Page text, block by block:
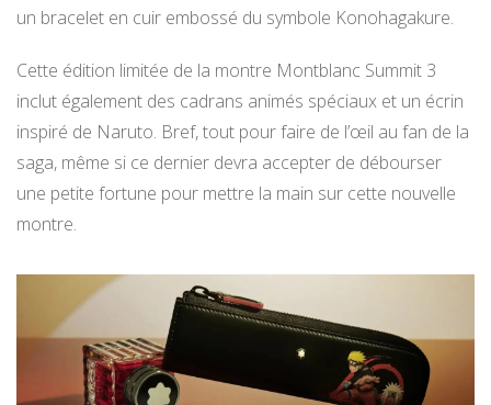
un bracelet en cuir embossé du symbole Konohagakure.
Cette édition limitée de la montre Montblanc Summit 3
inclut également des cadrans animés spéciaux et un écrin
inspiré de Naruto. Bref, tout pour faire de l’œil au fan de la
saga, même si ce dernier devra accepter de débourser
une petite fortune pour mettre la main sur cette nouvelle
montre.